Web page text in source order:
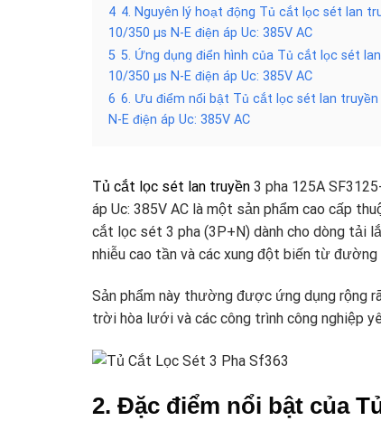
4 4. Nguyên lý hoạt động Tủ cắt lọc sét lan
10/350 µs N-E điện áp Uc: 385V AC
5 5. Ứng dụng điển hình của Tủ cắt lọc sét
10/350 µs N-E điện áp Uc: 385V AC
6 6. Ưu điểm nổi bật Tủ cắt lọc sét lan truyền
N-E điện áp Uc: 385V AC
Tủ cắt lọc sét lan truyền 3 pha 125A
áp Uc: 385V AC là một sản phẩm cao cấp
cắt lọc sét 3 pha (3P+N) dành cho dòng tải
nhiễu cao tần và các xung đột biến từ đường
Sản phẩm này thường được ứng dụng rộng
trời hòa lưới và các công trình công nghiệp
2. Đặc điểm nổi bật của